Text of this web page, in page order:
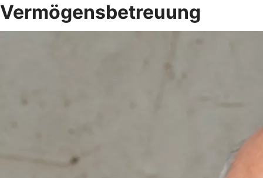
Vermögensbetreuung